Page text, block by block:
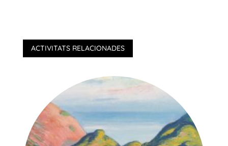
ACTIVITATS RELACIONADES